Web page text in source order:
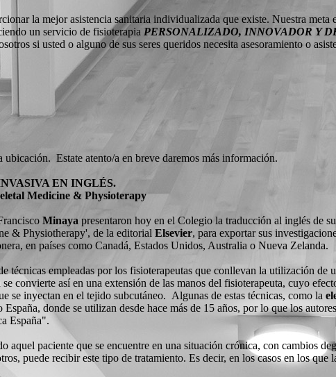
la mejor asistencia sanitaria individualizada que existe. Nuestra
un servicio de fisioterapia PERSONALIZADO, INNOVADOR Y
si usted o alguno de sus seres queridos necesita asesoramiento o
ubicación. Estate atento/a en breve daremos más información.
EN INGLÉS.
Medicine & Physioterapy
Minaya presentaron hoy en el Colegio la traducción al inglés de
& Physiotherapy', de la editorial Elsevier, para exportar sus
en países como Canadá, Estados Unidos, Australia o Nueva Zelanda.
técnicas empleadas por los fisioterapeutas que conllevan la utilización de
convierte así en una extensión de las manos del fisioterapeuta, cuyo
se inyectan en el tejido subcutáneo. Algunas de estas técnicas, como la
donde se utilizan desde hace más de 15 años, por lo que los
España".
aquel paciente que se encuentre en una situación crónica, con cambios
puede recibir este tipo de tratamiento. Es decir, en los casos en los